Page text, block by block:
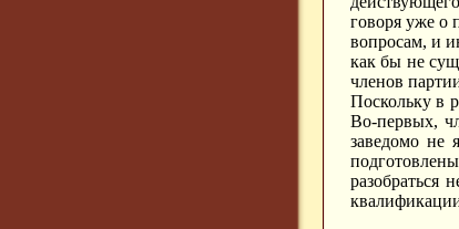
говоря уже о
вопросам, и
как бы не
членов
Поскольку в
Во-первых,
заведомо не
разобраться